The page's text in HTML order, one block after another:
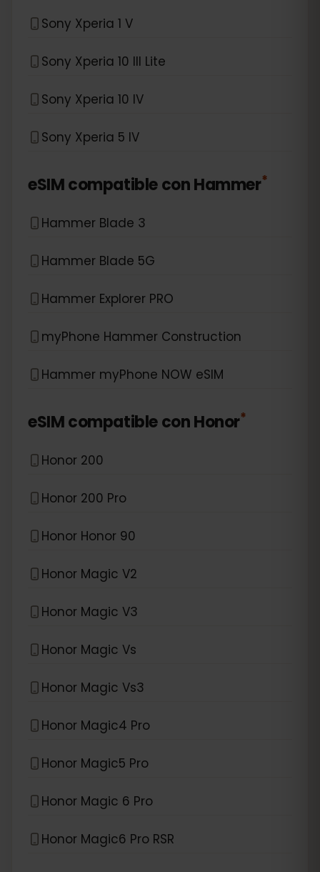
Sony Xperia 1 V
Sony Xperia 10 III Lite
Sony Xperia 10 IV
Sony Xperia 5 IV
eSIM compatible conHammer*
Hammer Blade 3
Hammer Blade 5G
Hammer Explorer PRO
myPhone Hammer Construction
Hammer myPhone NOW eSIM
eSIM compatible conHonor*
Honor 200
Honor 200 Pro
Honor Honor 90
Honor Magic V2
Honor Magic V3
Honor Magic Vs
Honor Magic Vs3
Honor Magic4 Pro
Honor Magic5 Pro
Honor Magic 6 Pro
Honor Magic6 Pro RSR